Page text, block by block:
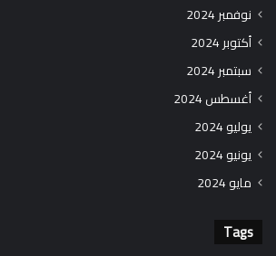
نوفمبر 2024
أكتوبر 2024
سبتمبر 2024
أغسطس 2024
يوليو 2024
يونيو 2024
مايو 2024
Tags